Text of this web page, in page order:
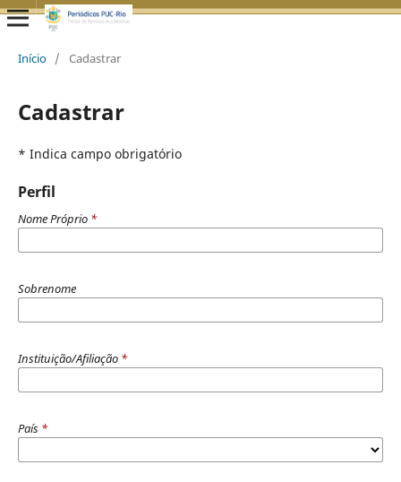
Início / Cadastrar
Cadastrar
* Indica campo obrigatório
Perfil
Nome Próprio *
Sobrenome
Instituição/Afiliação *
País *